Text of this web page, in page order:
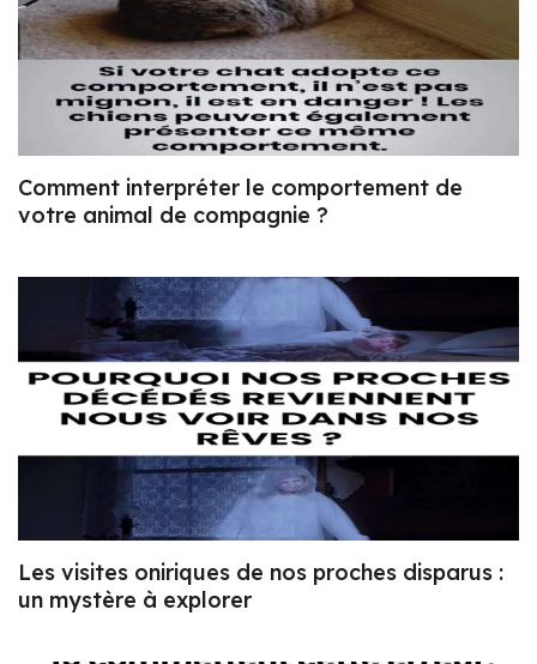
Comment interpréter le comportement de
votre animal de compagnie ?
Les visites oniriques de nos proches disparus :
un mystère à explorer